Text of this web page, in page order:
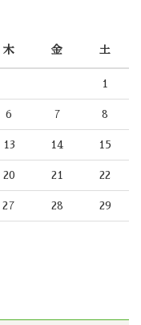
木 金 土
1
6 7 8
13 14 15
20 21 22
27 28 29